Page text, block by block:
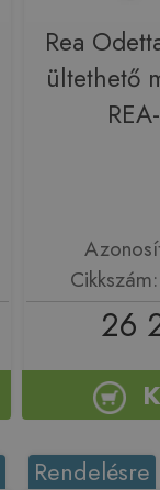
Rea
ültethető
26
Rendelésre